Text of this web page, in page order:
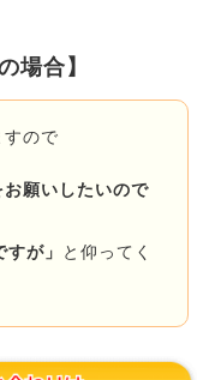
場合】
すので
お願いしたいので
が」
と仰ってく